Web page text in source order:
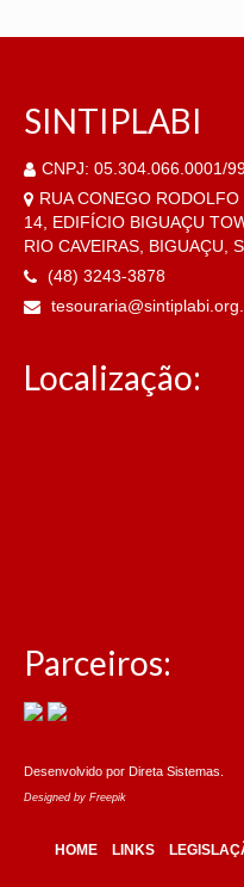
SINTIPLABI
CNPJ: 05.304.066.0001/
RUA CONEGO
14, EDIFÍCIO BIGUAÇU
RIO CAVEIRAS, BIGUAÇU,
(48) 3243-3878
Localização:
Parceiros:
Desenvolvido por Direta Sistemas
Designed by Freepik
HOME LINKS